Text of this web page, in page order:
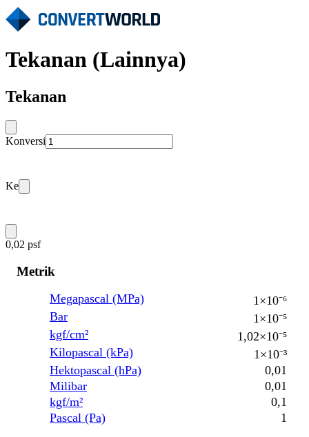
Tekanan (Lainnya)
Tekanan
Konversi
Ke
0,02 psf
Metrik
Megapascal (MPa)
1×10⁻⁶
Bar
1×10⁻⁵
kgf/cm²
1,02×10⁻⁵
Kilopascal (kPa)
1×10⁻³
Hektopascal (hPa)
0,01
Milibar
0,01
kgf/m²
0,1
Pascal (Pa)
1